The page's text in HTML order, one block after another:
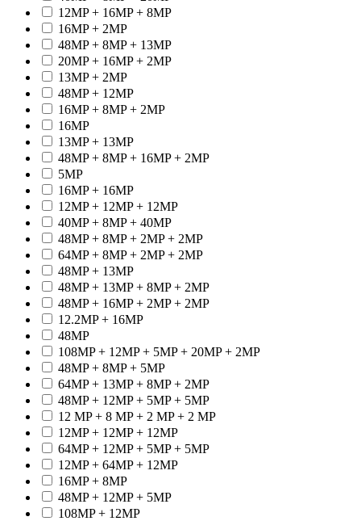
12MP + 16MP + 8MP
16MP + 2MP
48MP + 8MP + 13MP
20MP + 16MP + 2MP
13MP + 2MP
48MP + 12MP
16MP + 8MP + 2MP
16MP
13MP + 13MP
48MP + 8MP + 16MP + 2MP
5MP
16MP + 16MP
12MP + 12MP + 12MP
40MP + 8MP + 40MP
48MP + 8MP + 2MP + 2MP
64MP + 8MP + 2MP + 2MP
48MP + 13MP
48MP + 13MP + 8MP + 2MP
48MP + 16MP + 2MP + 2MP
12.2MP + 16MP
48MP
108MP + 12MP + 5MP + 20MP + 2MP
48MP + 8MP + 5MP
64MP + 13MP + 8MP + 2MP
48MP + 12MP + 5MP + 5MP
12 MP + 8 MP + 2 MP + 2 MP
12MP + 12MP + 12MP
64MP + 12MP + 5MP + 5MP
12MP + 64MP + 12MP
16MP + 8MP
48MP + 12MP + 5MP
108MP + 12MP